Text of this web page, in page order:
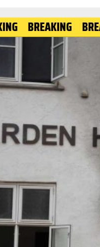
BREAKING BREAKING